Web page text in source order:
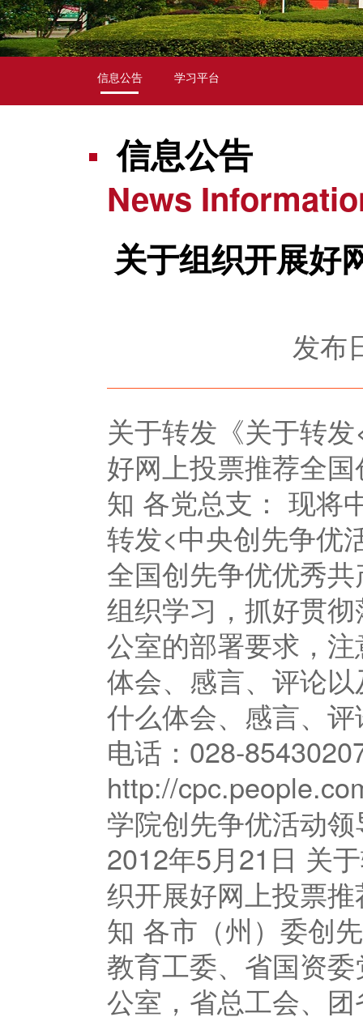
信息公告 学习平台
信息公告
News
关于组织开展好
发布
关于转发《关于转
好网上投票推荐全
知 各党总支： 现将
转发<中央创先争优
全国创先争优优秀
组织学习，抓好贯
公室的部署要求，
体会、感言、评论
什么体会、感言、
电话：028-
http://
学院创先
2012年5月21日 关
织开展好网上投票
知 各市（州）委创
教育工委、省国资
公室，省总工会、